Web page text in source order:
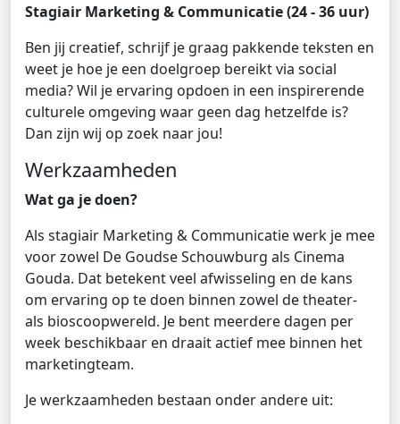
Stagiair Marketing & Communicatie (24 - 36 uur)
Ben jij creatief, schrijf je graag pakkende teksten en
weet je hoe je een doelgroep bereikt via social
media? Wil je ervaring opdoen in een inspirerende
culturele omgeving waar geen dag hetzelfde is?
Dan zijn wij op zoek naar jou!
Werkzaamheden
Wat ga je doen?
Als stagiair Marketing & Communicatie werk je mee
voor zowel De Goudse Schouwburg als Cinema
Gouda. Dat betekent veel afwisseling en de kans
om ervaring op te doen binnen zowel de theater-
als bioscoopwereld. Je bent meerdere dagen per
week beschikbaar en draait actief mee binnen het
marketingteam.
Je werkzaamheden bestaan onder andere uit: